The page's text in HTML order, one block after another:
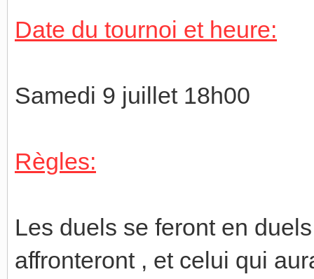
Date du tournoi et heure:
Samedi 9 juillet 18h00
Règles:
Les duels se feront en
affronteront , et celui qui